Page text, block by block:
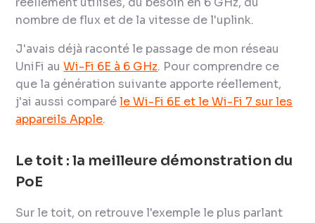
nombre de flux et de la vitesse de l'uplink.
J'avais déjà raconté le passage de mon réseau
UniFi auWi-Fi 6E à 6 GHz. Pour comprendre ce
que la génération suivante apporte réellement,
j'ai aussi comparéle Wi-Fi 6E et le Wi-Fi 7 sur les
appareils Apple.
Le toit : la meilleure démonstration du
PoE
Sur le toit, on retrouve l'exemple le plus parlant